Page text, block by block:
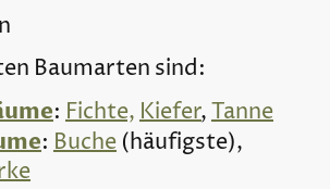
Baumarten sind:
: Fichte,Kiefer,Tanne
: Buche (häufigste),